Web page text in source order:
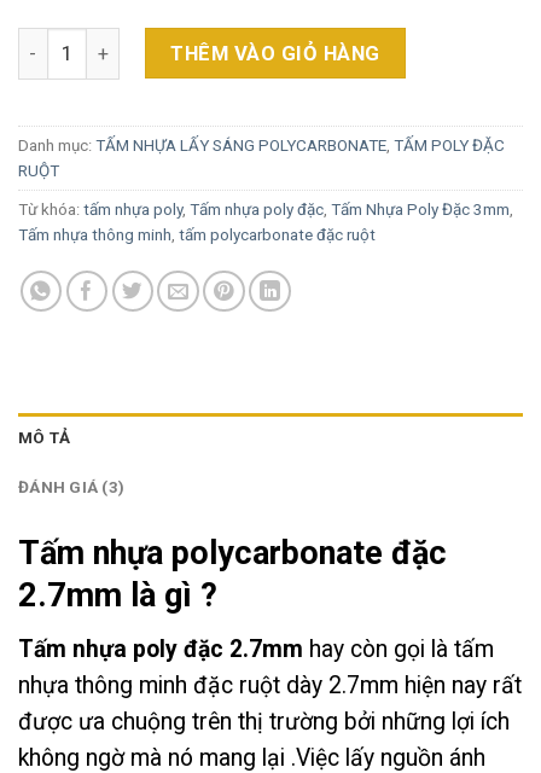
Tấm Nhựa Poly Đặc 2.7mm số lượng
THÊM VÀO GIỎ HÀNG
Danh mục: TẤM NHỰA LẤY SÁNG POLYCARBONATE, TẤM POLY ĐẶC
RUỘT
Từ khóa: tấm nhựa poly, Tấm nhựa poly đặc, Tấm Nhựa Poly Đặc 3mm,
Tấm nhựa thông minh, tấm polycarbonate đặc ruột
MÔ TẢ
ĐÁNH GIÁ (3)
Tấm nhựa polycarbonate đặc
2.7mm là gì ?
Tấm nhựa poly đặc 2.7mm hay còn gọi là tấm
nhựa thông minh đặc ruột dày 2.7mm hiện nay rất
được ưa chuộng trên thị trường bởi những lợi ích
không ngờ mà nó mang lại .Việc lấy nguồn ánh